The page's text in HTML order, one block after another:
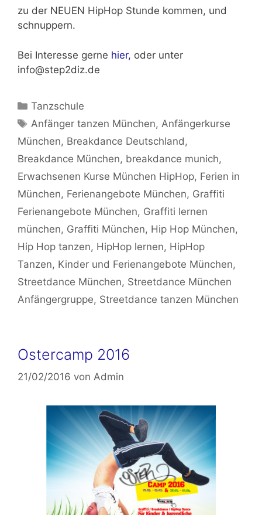
zu der NEUEN HipHop Stunde kommen, und
schnuppern.
Bei Interesse gerne hier, oder unter
info@step2diz.de
Kategorien
Tanzschule
Schlagwörter
Anfänger tanzen München, Anfängerkurse
München, Breakdance Deutschland ,
Breakdance München, breakdance munich,
Erwachsenen Kurse München HipHop, Ferien in
München, Ferienangebote München, Graffiti
Ferienangebote München, Graffiti lernen
münchen, Graffiti München, Hip Hop München,
Hip Hop tanzen, HipHop lernen, HipHop
Tanzen, Kinder und Ferienangebote München,
Streetdance München, Streetdance München
Anfängergruppe, Streetdance tanzen München
Ostercamp 2016
21/02/2016 von Admin